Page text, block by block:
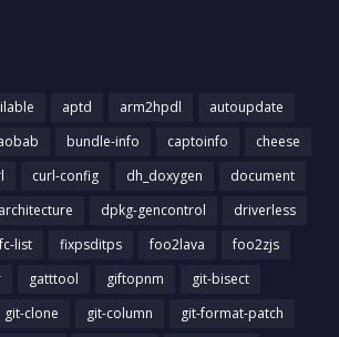
aptd arm2hpdl
autoupdate
bundle-info captoinfo
cheese
curl-config dh_doxygen
document
dpkg-gencontrol
driverless
fc-list fixpsditps foo2lava
foo2zjs
gatttool giftopnm
git-bisect
git-clone git-column
git-format-patch